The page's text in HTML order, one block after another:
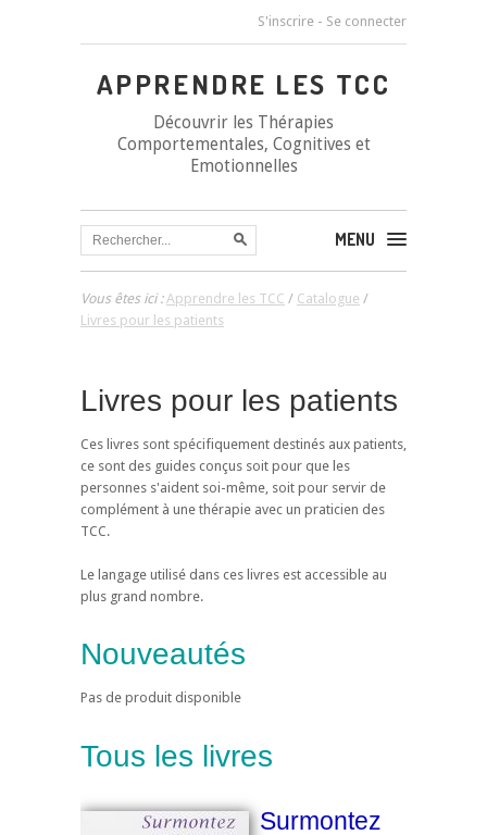
S'inscrire - Se connecter
APPRENDRE LES TCC
Découvrir les Thérapies
Comportementales, Cognitives et
Emotionnelles
MENU
Vous êtes ici :Apprendre les TCC / Catalogue /
Livres pour les patients
Livres pour les patients
Ces livres sont spécifiquement destinés aux patients,
ce sont des guides conçus soit pour que les
personnes s'aident soi-même, soit pour servir de
complément à une thérapie avec un praticien des
TCC.
Le langage utilisé dans ces livres est accessible au
plus grand nombre.
Nouveautés
Pas de produit disponible
Tous les livres
Surmontez